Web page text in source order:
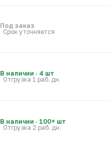
Под заказ
Срок уточняется
В наличии · 4 шт
Отгрузка 1 раб. дн.
В наличии · 100+ шт
Отгрузка 2 раб. дн.